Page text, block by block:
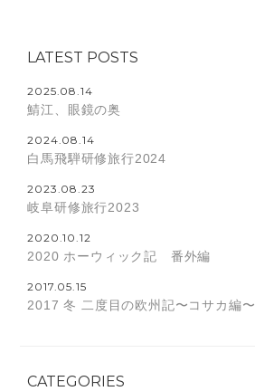
LATEST POSTS
2025.08.14
鯖江、眼鏡の奥
2024.08.14
白馬飛騨研修旅行2024
2023.08.23
岐阜研修旅行2023
2020.10.12
2020 ホーウィック記 番外編
2017.05.15
2017 冬 二度目の欧州記〜コサカ編〜
CATEGORIES